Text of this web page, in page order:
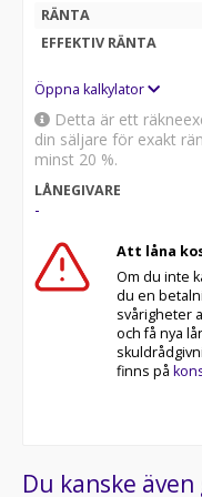
RÄNTA
EFFEKTIV RÄNTA
Öppna kalkylator
Detta är ett
din säljare för exakt
minst 20 %.
LÅNEGIVARE
-
Att låna
Om du inte
du en
svårigheter
och få nya
finns på
Du kanske